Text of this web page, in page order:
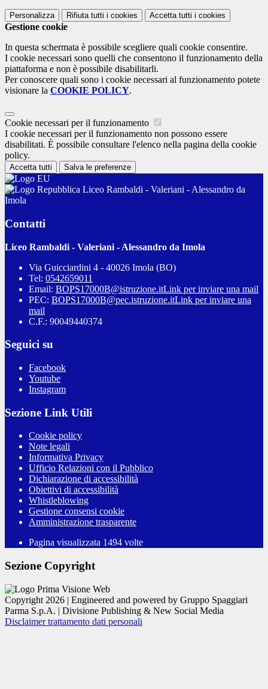
Personalizza Rifiuta tutti i cookies Accetta tutti i cookies
Gestione cookie
In questa schermata è possibile scegliere quali cookie consentire.
I cookie necessari sono quelli che consentono il funzionamento della
piattaforma e non è possibile disabilitarli.
Per conoscere quali sono i cookie necessari al funzionamento potete
visionare la COOKIE POLICY.
Cookie necessari per il funzionamento
I cookie necessari per il funzionamento non possono essere
disabilitati. È possibile consultare l'elenco nella pagina della cookie
policy.
Accetta tutti Salva le preferenze
Liceo Rambaldi - Valeriani - Alessandro da
Imola
Contatti
Liceo Rambaldi - Valeriani - Alessandro da Imola
Via Guicciardini 4 - 40026 Imola (BO)
Tel: 0542659011
Email: BOPS17000B@istruzione.itLink per inviare una mail
PEC: BOPS17000B@pec.istruzione.itLink per inviare una
mail
C.F.: 90049440374
Seguici su
Facebook
Youtube
Instagram
Sezione Link Utili
Cookie policy
Note legali
Informativa Privacy
Ufficio Relazioni con il Pubblico
Dichiarazione di accessibilità
Obiettivi di accessibilità
Whistleblowing
Gestione consensi cookie
Amministrazione trasparente
Pagina visualizzata 1494 volte
Sezione Copyright
Copyright 2026 | Engineered and powered by Gruppo Spaggiari
Parma S.p.A. | Divisione Publishing & New Social Media
Disclaimer trattamento dati personali